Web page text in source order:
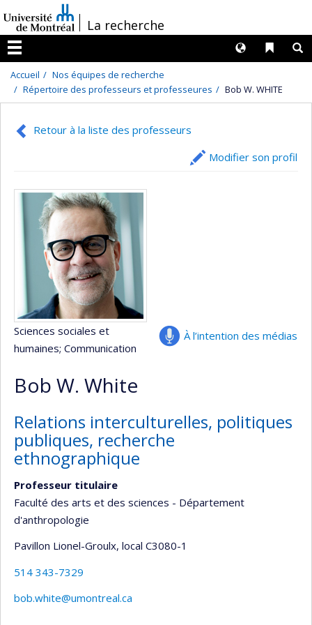
au
contenu
/La recherche
Menu
Liens
Langues
Accueil
Nos équipes de recherche
Répertoire des professeurs et professeures
Bob W. WHITE
Retour à la liste des professeurs
Modifier son profil
À l’intention des médias
Sciences sociales et
humaines; Communication
Bob W. White
Relations interculturelles, politiques
publiques, recherche
ethnographique
Professeur titulaire
Faculté des arts et des sciences - Département
d'anthropologie
Pavillon Lionel-Groulx, local C3080-1
514 343-7329
bob.white@umontreal.ca